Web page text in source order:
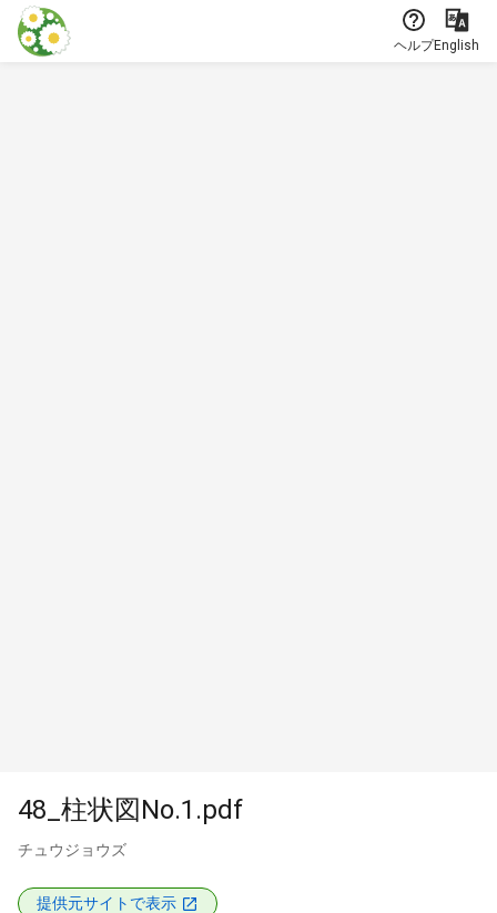
本文に飛ぶ
ヘルプEnglish
48_柱状図No.1.pdf
チュウジョウズ
提供元サイトで表示